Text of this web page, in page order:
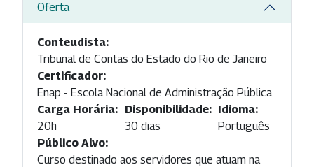
Oferta
Conteudista:
Tribunal de Contas do Estado do Rio de Janeiro
Certificador:
Enap - Escola Nacional de Administração Pública
Carga Horária:
20h
Disponibilidade:
30 dias
Idioma:
Português
Público Alvo:
Curso destinado aos servidores que atuam na